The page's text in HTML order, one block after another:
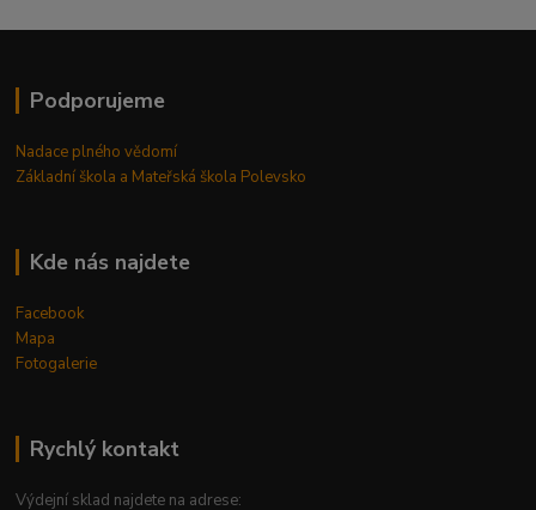
Podporujeme
Nadace plného vědomí
Základní škola a Mateřská škola Polevsko
Kde nás najdete
Facebook
Mapa
Fotogalerie
Rychlý kontakt
Výdejní sklad najdete na adrese: